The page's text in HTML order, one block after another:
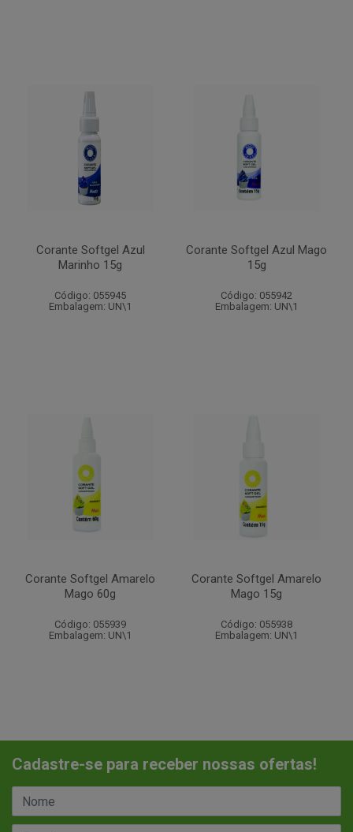
Corante Softgel Azul
Marinho 15g
Código: 055945
Embalagem: UN\1
Corante Softgel Azul Mago
15g
Código: 055942
Embalagem: UN\1
Corante Softgel Amarelo
Mago 60g
Código: 055939
Embalagem: UN\1
Corante Softgel Amarelo
Mago 15g
Código: 055938
Embalagem: UN\1
Cadastre-se para receber nossas ofertas!